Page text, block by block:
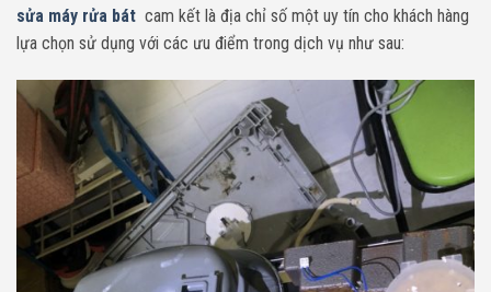
sửa máy rửa bát cam kết là địa chỉ số một uy tín cho khách hàng
lựa chọn sử dụng với các ưu điểm trong dịch vụ như sau: